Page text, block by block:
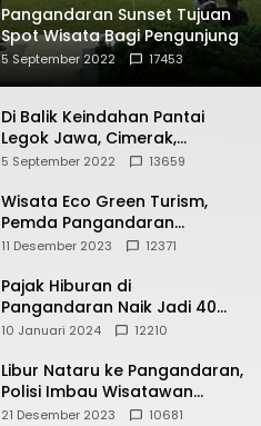
Pangandaran Sunset Tujuan
Spot Wisata Bagi Pengunjung
5 September 2022 17453
Di Balik Keindahan Pantai
Legok Jawa, Cimerak,
Pangandaran
5 September 2022 13659
Wisata Eco Green Turism,
Pemda Pangandaran
Gandeng PLN
11 Desember 2023 12371
Pajak Hiburan di
Pangandaran Naik Jadi 40
Persen
10 Januari 2024 12210
Libur Nataru ke Pangandaran,
Polisi Imbau Wisatawan
Gunakan Jalur Arteri
21 Desember 2023 10681